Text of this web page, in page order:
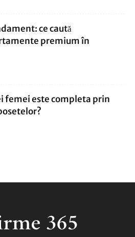
ce caută
premium în
femei este completa prin